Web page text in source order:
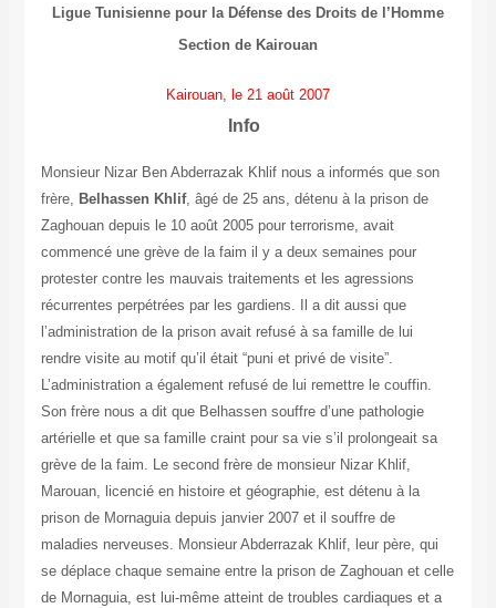
Ligue Tunisienne pour la Défense des Droits de l’Homme
Section de Kairouan
Kairouan, le 21 août 2007
Info
Monsieur Nizar Ben Abderrazak Khlif nous a informés que son
frère, Belhassen Khlif, âgé de 25 ans, détenu à la prison de
Zaghouan depuis le 10 août 2005 pour terrorisme, avait
commencé une grève de la faim il y a deux semaines pour
protester contre les mauvais traitements et les agressions
récurrentes perpétrées par les gardiens. Il a dit aussi que
l’administration de la prison avait refusé à sa famille de lui
rendre visite au motif qu’il était “puni et privé de visite”.
L’administration a également refusé de lui remettre le couffin.
Son frère nous a dit que Belhassen souffre d’une pathologie
artérielle et que sa famille craint pour sa vie s’il prolongeait sa
grève de la faim. Le second frère de monsieur Nizar Khlif,
Marouan, licencié en histoire et géographie, est détenu à la
prison de Mornaguia depuis janvier 2007 et il souffre de
maladies nerveuses. Monsieur Abderrazak Khlif, leur père, qui
se déplace chaque semaine entre la prison de Zaghouan et celle
de Mornaguia, est lui-même atteint de troubles cardiaques et a